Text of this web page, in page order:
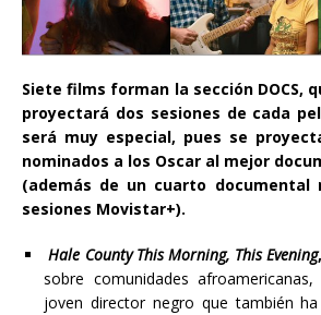
Siete films forman la sección DOCS,
proyectará dos sesiones de cada
será muy especial, pues se
nominados a los Oscar al mejor
(además de un cuarto documental
sesiones Movistar+).
Hale County This Morning, This Evening,
sobre comunidades
joven director negro que también